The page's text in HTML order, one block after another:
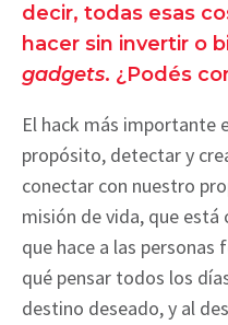
decir, todas esas
hacer sin invertir o
gadgets. ¿Podés
El hack más importante
propósito, detectar y
conectar con nuestro
misión de vida, que está
que hace a las
qué pensar todos los
destino deseado, y al